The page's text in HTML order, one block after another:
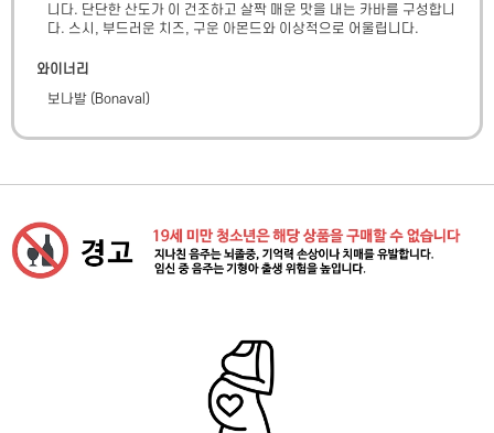
니다. 단단한 산도가 이 건조하고 살짝 매운 맛을 내는 카바를 구성합니
다. 스시, 부드러운 치즈, 구운 아몬드와 이상적으로 어울립니다.
와이너리
보나발 ( Bonaval )